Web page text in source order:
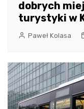
dobrych
turystyki w
Paweł Kolasa